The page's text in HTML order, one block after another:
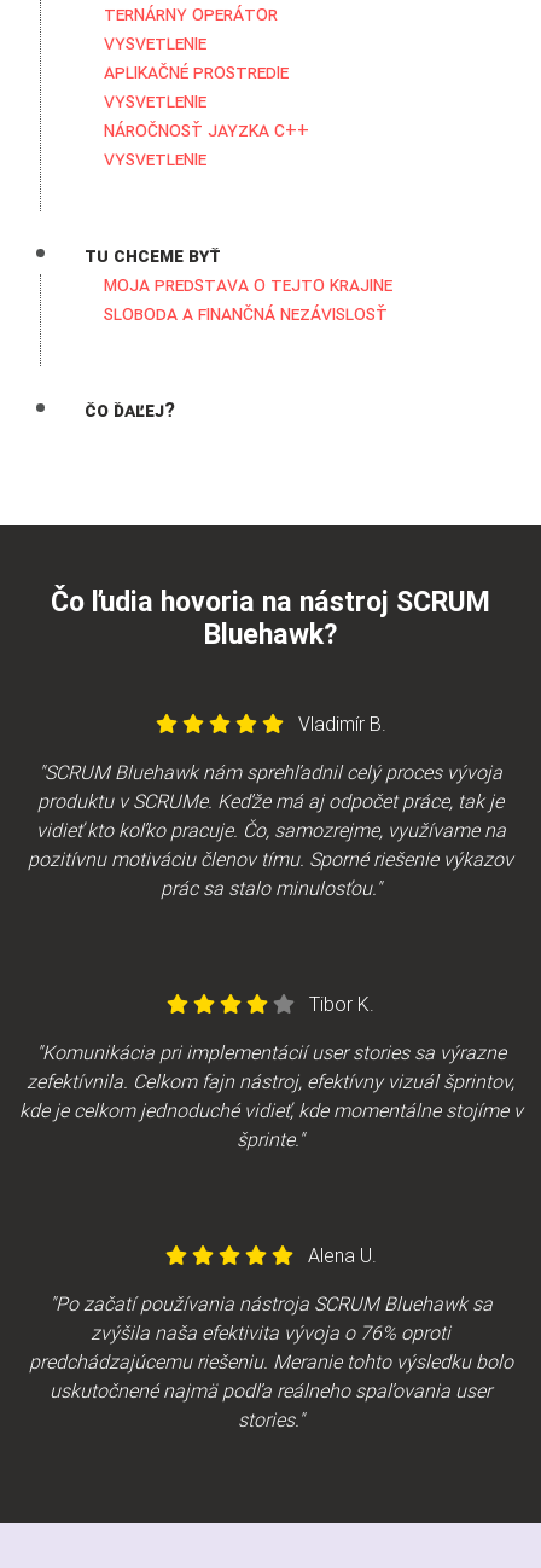
Ternárny operátor
Vysvetlenie
Aplikačné prostredie
Vysvetlenie
Náročnosť jayzka C++
Vysvetlenie
Tu chceme byť
Moja predstava o tejto krajine
Sloboda a Finančná nezávislosť
Čo ďaľej?
Čo ľudia hovoria na nástroj SCRUM
Bluehawk?
Vladimír B.
"SCRUM Bluehawk nám sprehľadnil celý proces vývoja
produktu v SCRUMe. Keďže má aj odpočet práce, tak je
vidieť kto koľko pracuje. Čo, samozrejme, využívame na
pozitívnu motiváciu členov tímu. Sporné riešenie výkazov
prác sa stalo minulosťou."
Tibor K.
"Komunikácia pri implementácií user stories sa výrazne
zefektívnila. Celkom fajn nástroj, efektívny vizuál šprintov,
kde je celkom jednoduché vidieť, kde momentálne stojíme v
šprinte."
Alena U.
"Po začatí používania nástroja SCRUM Bluehawk sa
zvýšila naša efektivita vývoja o 76% oproti
predchádzajúcemu riešeniu. Meranie tohto výsledku bolo
uskutočnené najmä podľa reálneho spaľovania user
stories."